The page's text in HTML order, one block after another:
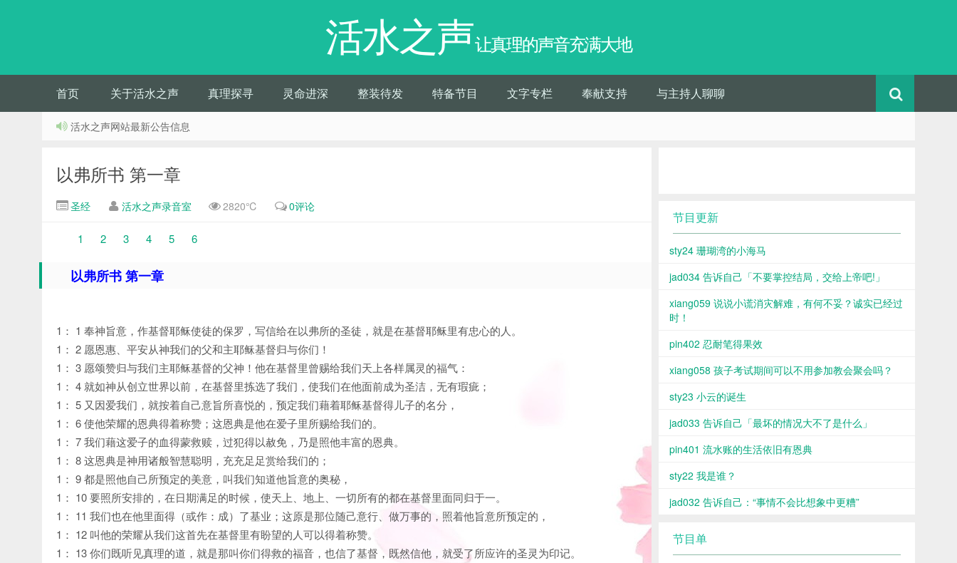
活水之声让真理的声音充满大地
首页 关于活水之声 真理探寻 灵命进深 整装待发 特备节目 文字专栏 奉献支持 与主持人聊聊
活水之声网站最新公告信息
以弗所书 第一章
圣经 活水之声录音室 2820℃ 0评论
1 2 3 4 5 6
以弗所书 第一章
1： 1 奉神旨意，作基督耶稣使徒的保罗，写信给在以弗所的圣徒，就是在基督耶稣里有忠心的人。
1： 2 愿恩惠、平安从神我们的父和主耶稣基督归与你们！
1： 3 愿颂赞归与我们主耶稣基督的父神！他在基督里曾赐给我们天上各样属灵的福气：
1： 4 就如神从创立世界以前，在基督里拣选了我们，使我们在他面前成为圣洁，无有瑕疵；
1： 5 又因爱我们，就按着自己意旨所喜悦的，预定我们藉着耶稣基督得儿子的名分，
1： 6 使他荣耀的恩典得着称赞；这恩典是他在爱子里所赐给我们的。
1： 7 我们藉这爱子的血得蒙救赎，过犯得以赦免，乃是照他丰富的恩典。
1： 8 这恩典是神用诸般智慧聪明，充充足足赏给我们的；
1： 9 都是照他自己所预定的美意，叫我们知道他旨意的奥秘，
1： 10 要照所安排的，在日期满足的时候，使天上、地上、一切所有的都在基督里面同归于一。
1： 11 我们也在他里面得（或作：成）了基业；这原是那位随己意行、做万事的，照着他旨意所预定的，
1： 12 叫他的荣耀从我们这首先在基督里有盼望的人可以得着称赞。
1： 13 你们既听见真理的道，就是那叫你们得救的福音，也信了基督，既然信他，就受了所应许的圣灵为印记。
节目更新
sty24 珊瑚湾的小海马
jad034 告诉自己「不要掌控结局，交给上帝吧!」
xiang059 说说小谎消灾解难，有何不妥？诚实已经过
时！
pin402 忍耐笔得果效
xiang058 孩子考试期间可以不用参加教会聚会吗？
sty23 小云的诞生
jad033 告诉自己「最坏的情况大不了是什么」
pin401 流水账的生活依旧有恩典
sty22 我是谁？
jad032 告诉自己：“事情不会比想象中更糟”
节目单